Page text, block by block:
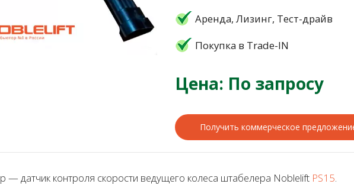
Аренда, Лизинг, Тест-драйв
Покупка в Trade-IN
Цена: По запросу
Получить коммерческое
датчик контроля скорости ведущего колеса штабелера Noblelift PS15.